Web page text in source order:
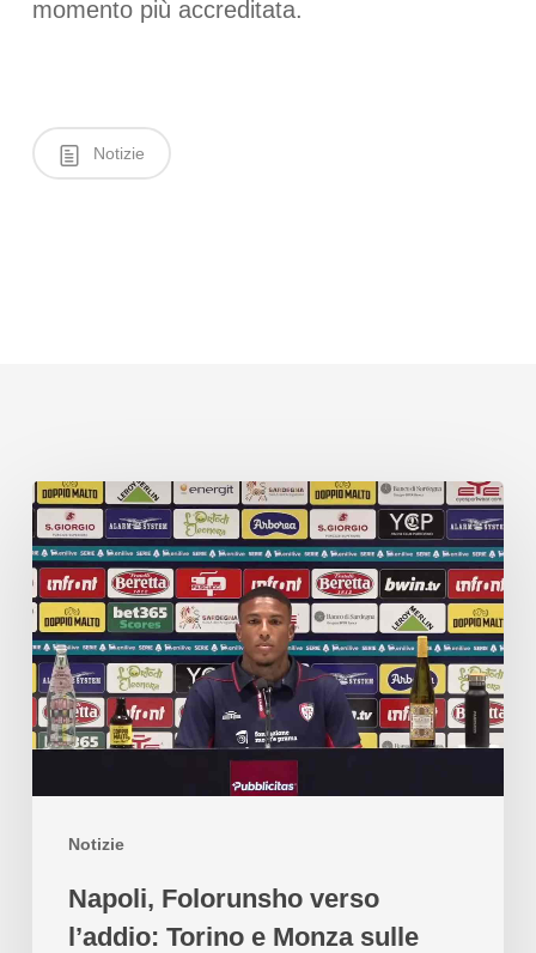
momento più accreditata.
Notizie
Notizie
Napoli, Folorunsho verso
l’addio: Torino e Monza sulle